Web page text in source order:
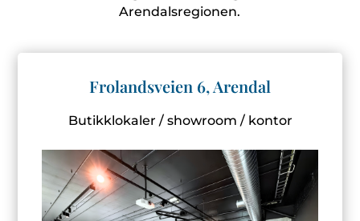
Arendalsregionen.
Frolandsveien 6, Arendal
Butikklokaler / showroom / kontor